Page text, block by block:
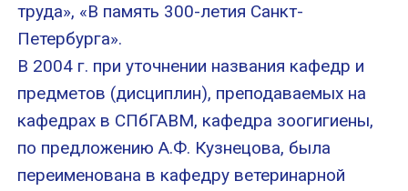
труда», «В память 300-летия Санкт-
Петербурга».
В 2004 г. при уточнении названия кафедр и
предметов (дисциплин), преподаваемых на
кафедрах в СПбГАВМ, кафедра зоогигиены,
по предложению А.Ф. Кузнецова, была
переименована в кафедру ветеринарной